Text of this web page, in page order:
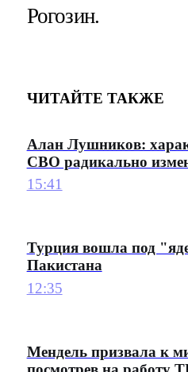
Рогозин.
ЧИТАЙТЕ ТАКЖЕ
Алан Лушников:
СВО радикально
15:41
Турция вошла под
Пакистана
12:35
Мендель призвала к